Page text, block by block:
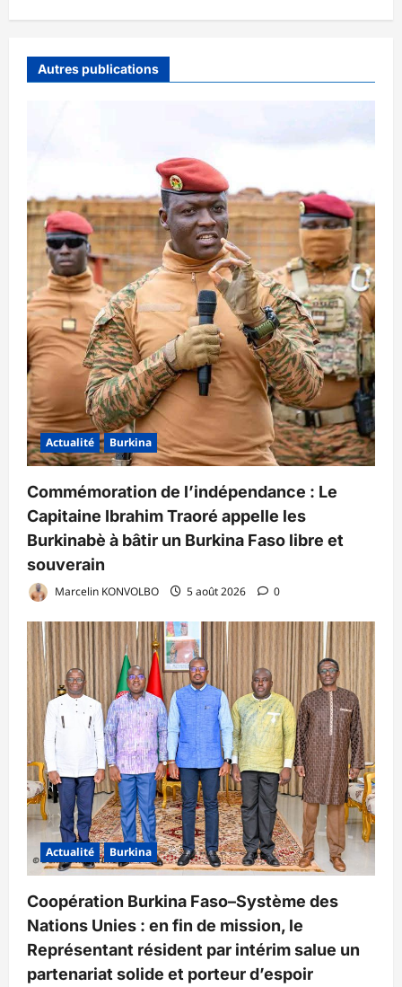
Autres publications
Actualité Burkina
Commémoration de l’indépendance : Le
Capitaine Ibrahim Traoré appelle les
Burkinabè à bâtir un Burkina Faso libre et
souverain
Marcelin KONVOLBO 5 août 2026 0
Actualité Burkina
Coopération Burkina Faso–Système des
Nations Unies : en fin de mission, le
Représentant résident par intérim salue un
partenariat solide et porteur d’espoir